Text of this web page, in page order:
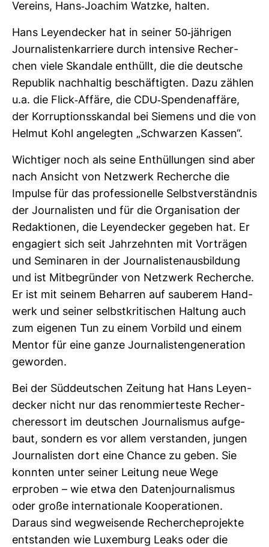
Ver­eins, Hans-​Joa­chim Watzke, halten.
Hans Ley­en­de­cker hat in seiner 50-​jäh­rigen
Jour­na­lis­ten­kar­riere durch inten­sive Recher­
chen viele Skan­dale ent­hüllt, die die deut­sche
Repu­blik nach­haltig beschäf­tigten. Dazu zählen
u.a. die Flick-​Affäre, die CDU-​Spen­den­af­färe,
der Kor­rup­ti­ons­skandal bei Sie­mens und die von
Helmut Kohl ange­legten „Schwarzen Kassen“.
Wich­tiger noch als seine Ent­hül­lungen sind aber
nach Ansicht von Netz­werk Recherche die
Impulse für das pro­fes­sio­nelle Selbst­ver­ständnis
der Jour­na­listen und für die Orga­ni­sa­tion der
Redak­tionen, die Ley­en­de­cker gegeben hat. Er
enga­giert sich seit Jahr­zehnten mit Vor­trägen
und Semi­naren in der Jour­na­lis­ten­aus­bil­dung
und ist Mit­be­gründer von Netz­werk Recherche.
Er ist mit seinem Beharren auf sau­berem Hand­
werk und seiner selbst­kri­ti­schen Hal­tung auch
zum eigenen Tun zu einem Vor­bild und einem
Mentor für eine ganze Jour­na­lis­ten­ge­nera­tion
geworden.
Bei der Süd­deut­schen Zei­tung hat Hans Ley­en­
de­cker nicht nur das renom­mier­teste Recher­
che­res­sort im deut­schen Jour­na­lismus auf­ge­
baut, son­dern es vor allem ver­standen, jungen
Jour­na­listen dort eine Chance zu geben. Sie
konnten unter seiner Lei­tung neue Wege
erproben – wie etwa den Daten­jour­na­lismus
oder große inter­na­tio­nale Koope­ra­tionen.
Daraus sind weg­wei­sende Recher­che­pro­jekte
ent­standen wie Luxem­burg Leaks oder die